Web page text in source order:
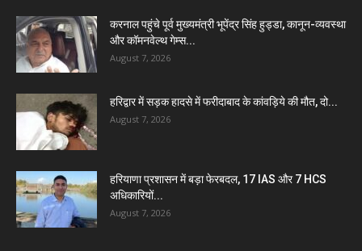
करनाल पहुंचे पूर्व मुख्यमंत्री भूपेंद्र सिंह हुड्डा, कानून-व्यवस्था
और कॉमनवेल्थ गेम्स...
August 7, 2026
हरिद्वार में सड़क हादसे में फरीदाबाद के कांवड़िये की मौत, दो...
August 7, 2026
हरियाणा प्रशासन में बड़ा फेरबदल, 17 IAS और 7 HCS
अधिकारियों...
August 7, 2026